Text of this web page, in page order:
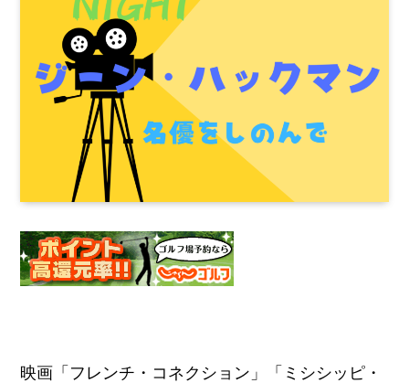
映画「フレンチ・コネクション」「ミシシッピ・